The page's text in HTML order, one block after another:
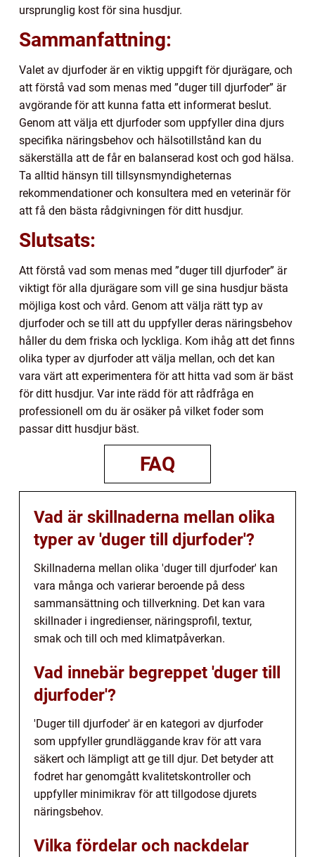
ursprunglig kost för sina husdjur.
Sammanfattning:
Valet av djurfoder är en viktig uppgift för djurägare, och
att förstå vad som menas med ”duger till djurfoder” är
avgörande för att kunna fatta ett informerat beslut.
Genom att välja ett djurfoder som uppfyller dina djurs
specifika näringsbehov och hälsotillstånd kan du
säkerställa att de får en balanserad kost och god hälsa.
Ta alltid hänsyn till tillsynsmyndigheternas
rekommendationer och konsultera med en veterinär för
att få den bästa rådgivningen för ditt husdjur.
Slutsats:
Att förstå vad som menas med ”duger till djurfoder” är
viktigt för alla djurägare som vill ge sina husdjur bästa
möjliga kost och vård. Genom att välja rätt typ av
djurfoder och se till att du uppfyller deras näringsbehov
håller du dem friska och lyckliga. Kom ihåg att det finns
olika typer av djurfoder att välja mellan, och det kan
vara värt att experimentera för att hitta vad som är bäst
för ditt husdjur. Var inte rädd för att rådfråga en
professionell om du är osäker på vilket foder som
passar ditt husdjur bäst.
FAQ
Vad är skillnaderna mellan olika
typer av 'duger till djurfoder'?
Skillnaderna mellan olika 'duger till djurfoder' kan
vara många och varierar beroende på dess
sammansättning och tillverkning. Det kan vara
skillnader i ingredienser, näringsprofil, textur,
smak och till och med klimatpåverkan.
Vad innebär begreppet 'duger till
djurfoder'?
'Duger till djurfoder' är en kategori av djurfoder
som uppfyller grundläggande krav för att vara
säkert och lämpligt att ge till djur. Det betyder att
fodret har genomgått kvalitetskontroller och
uppfyller minimikrav för att tillgodose djurets
näringsbehov.
Vilka fördelar och nackdelar